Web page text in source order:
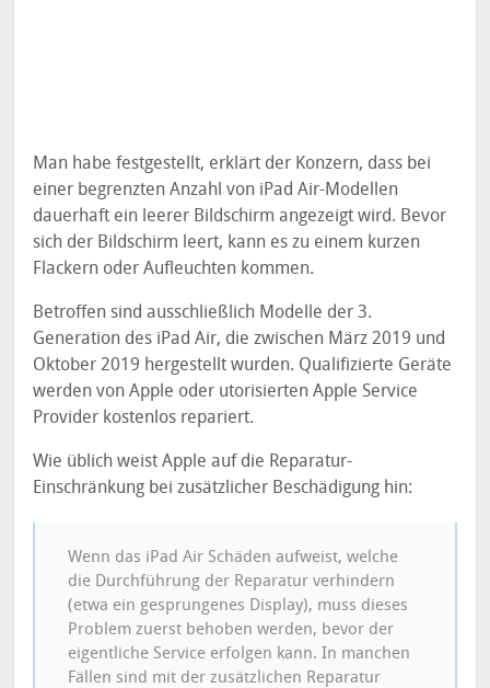
Man habe festgestellt, erklärt der Konzern, dass bei
einer begrenzten Anzahl von iPad Air-Modellen
dauerhaft ein leerer Bildschirm angezeigt wird. Bevor
sich der Bildschirm leert, kann es zu einem kurzen
Flackern oder Aufleuchten kommen.
Betroffen sind ausschließlich Modelle der 3.
Generation des iPad Air, die zwischen März 2019 und
Oktober 2019 hergestellt wurden. Qualifizierte Geräte
werden von Apple oder utorisierten Apple Service
Provider kostenlos repariert.
Wie üblich weist Apple auf die Reparatur-
Einschränkung bei zusätzlicher Beschädigung hin:
Wenn das iPad Air Schäden aufweist, welche
die Durchführung der Reparatur verhindern
(etwa ein gesprungenes Display), muss dieses
Problem zuerst behoben werden, bevor der
eigentliche Service erfolgen kann. In manchen
Fällen sind mit der zusätzlichen Reparatur